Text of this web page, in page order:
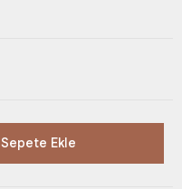
Sepete Ekle